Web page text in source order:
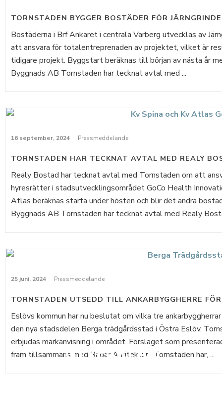
TORNSTADEN BYGGER BOSTÄDER FÖR
Bostäderna i Brf Ankaret i centrala Varberg utvecklas av
att ansvara för totalentreprenaden av projektet, vilket är
tidigare projekt. Byggstart beräknas till början av nästa år
Byggnads AB Tornstaden har tecknat avtal med ...
16 september, 2024 Pressmeddelande
TORNSTADEN HAR TECKNAT AVTAL MED REALY
Realy Bostad har tecknat avtal med Tornstaden om att
hyresrätter i stadsutvecklingsområdet GoCo Health
Atlas beräknas starta under hösten och blir det andra
Byggnads AB Tornstaden har tecknat avtal med Realy
25 juni, 2024 Pressmeddelande
TORNSTADEN UTSEDD TILL ANKARBYGGHERRE
Eslövs kommun har nu beslutat om vilka tre
den nya stadsdelen Berga trädgårdsstad i Östra Eslöv.
erbjudas markanvisning i området. Förslaget som
fram tillsammans med Radar Arkitektur. Tornstaden har, ...
UTVECKLAR